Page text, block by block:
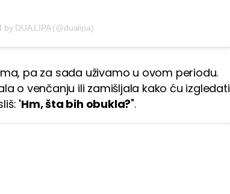
by DUA LIPA (@dualipa)
pa za sada uživamo u ovom periodu.
o venčanju ili zamišljala kako ću izgledati
'Hm, šta bih obukla?".